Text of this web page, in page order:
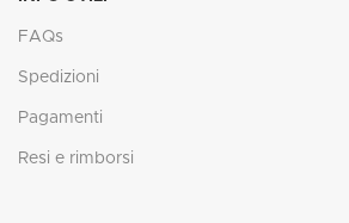
FAQs
Spedizioni
Pagamenti
Resi e rimborsi